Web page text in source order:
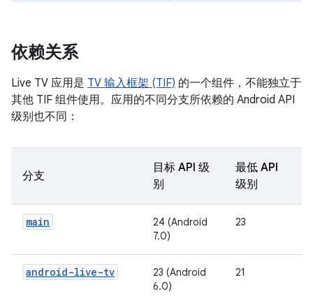
依赖关系
Live TV 应用是 TV 输入框架 (TIF) 的一个组件，不能独立于
其他 TIF 组件使用。应用的不同分支所依赖的 Android API
级别也不同：
分支
目标 API 级
别
最低 API
级别
main
24 (Android
7.0)
23
android-live-tv
23 (Android
6.0)
21